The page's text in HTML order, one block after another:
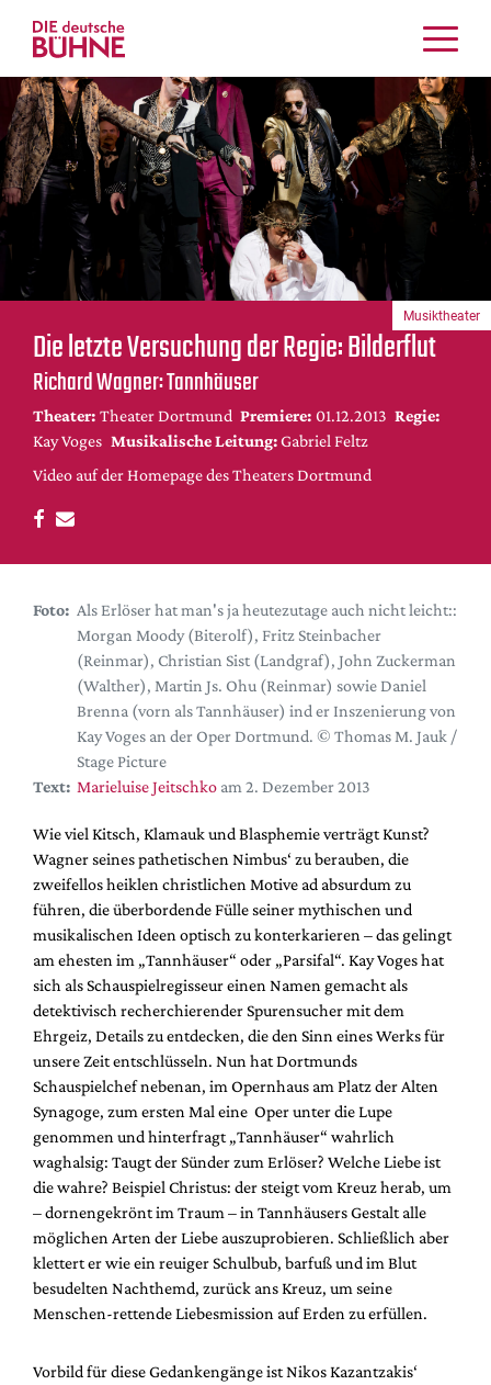
Kritiken
Schauspiel
Musiktheater
Tanz
Crossover
Bühnenwelt
Festivals & Veranstaltungen
Menschen & Theater
Themen
Internationales
Nachrufe
Medientipps
DdB-map
Festival-Planer
Hefte
Alle Hefte
Leseproben
Podcast
Service
Shop / Abo
Newsletter
Redaktion
Autor:innen
Partner
Mediadaten
Suche
Die letzte Versuchung der Regie: Bilderflut
Richard Wagner: Tannhäuser
Theater: Theater Dortmund Premiere: 01.12.2013 Regie:
Kay Voges Musikalische Leitung: Gabriel Feltz
Video auf der Homepage des Theaters Dortmund
Musiktheater
Foto: Als Erlöser hat man's ja heutezutage auch nicht leicht::
Morgan Moody (Biterolf), Fritz Steinbacher
(Reinmar), Christian Sist (Landgraf), John Zuckerman
(Walther), Martin Js. Ohu (Reinmar) sowie Daniel
Brenna (vorn als Tannhäuser) ind er Inszenierung von
Kay Voges an der Oper Dortmund. © Thomas M. Jauk /
Stage Picture
Text: Marieluise Jeitschko am 2. Dezember 2013
Wie viel Kitsch, Klamauk und Blasphemie verträgt Kunst?
Wagner seines pathetischen Nimbus‘ zu berauben, die
zweifellos heiklen christlichen Motive ad absurdum zu
führen, die überbordende Fülle seiner mythischen und
musikalischen Ideen optisch zu konterkarieren – das gelingt
am ehesten im „Tannhäuser“ oder „Parsifal“. Kay Voges hat
sich als Schauspielregisseur einen Namen gemacht als
detektivisch recherchierender Spurensucher mit dem
Ehrgeiz, Details zu entdecken, die den Sinn eines Werks für
unsere Zeit entschlüsseln. Nun hat Dortmunds
Schauspielchef nebenan, im Opernhaus am Platz der Alten
Synagoge, zum ersten Mal eine Oper unter die Lupe
genommen und hinterfragt „Tannhäuser“ wahrlich
waghalsig: Taugt der Sünder zum Erlöser? Welche Liebe ist
die wahre? Beispiel Christus: der steigt vom Kreuz herab, um
– dornengekrönt im Traum – in Tannhäusers Gestalt alle
möglichen Arten der Liebe auszuprobieren. Schließlich aber
klettert er wie ein reuiger Schulbub, barfuß und im Blut
besudelten Nachthemd, zurück ans Kreuz, um seine
Menschen-rettende Liebesmission auf Erden zu erfüllen.
Vorbild für diese Gedankengänge ist Nikos Kazantzakis‘